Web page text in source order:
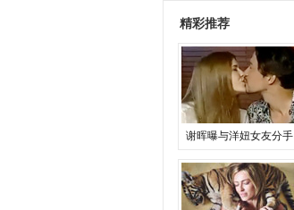
精彩推荐
谢晖曝与洋妞女友分手